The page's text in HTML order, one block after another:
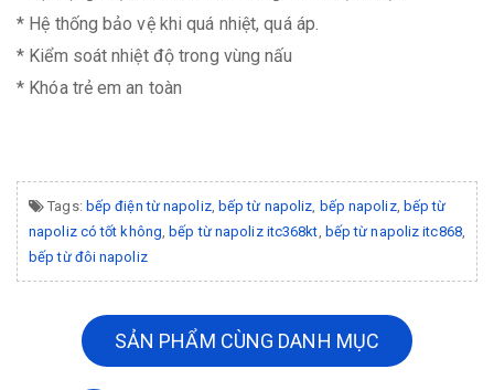
* Hệ thống bảo vệ khi quá nhiệt, quá áp.
* Kiểm soát nhiệt độ trong vùng nấu
* Khóa trẻ em an toàn
Tags: bếp điện từ napoliz, bếp từ napoliz, bếp napoliz, bếp từ
napoliz có tốt không, bếp từ napoliz itc368kt, bếp từ napoliz itc868,
bếp từ đôi napoliz
SẢN PHẨM CÙNG DANH MỤC